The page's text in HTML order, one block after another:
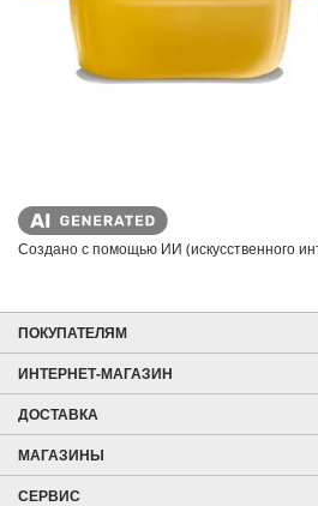
Создано с помощью ИИ (искусственного
ПОКУПАТЕЛЯМ
ИНТЕРНЕТ-МАГАЗИН
ДОСТАВКА
МАГАЗИНЫ
СЕРВИС